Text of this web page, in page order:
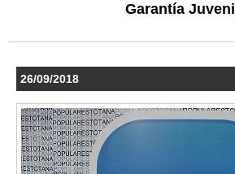
Garantía Juvenil
26/09/2018